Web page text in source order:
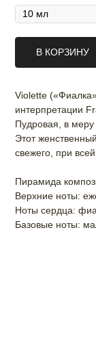
В КОРЗИНУ
Violette
интерпретации
Пудровая, в
Этот
свежего, при
Пирамида
Верхние ноты:
Ноты сердца:
Базовые ноты: